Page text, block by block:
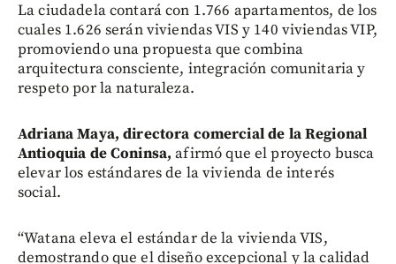
La ciudadela contará con 1.766 apartamentos, de los
cuales 1.626 serán viviendas VIS y 140 viviendas VIP,
promoviendo una propuesta que combina
arquitectura consciente, integración comunitaria y
respeto por la naturaleza.
Adriana Maya, directora comercial de la Regional
Antioquia de Coninsa,afirmó que el proyecto busca
elevar los estándares de la vivienda de interés
social.
“Watana eleva el estándar de la vivienda VIS,
demostrando que el diseño excepcional y la calidad